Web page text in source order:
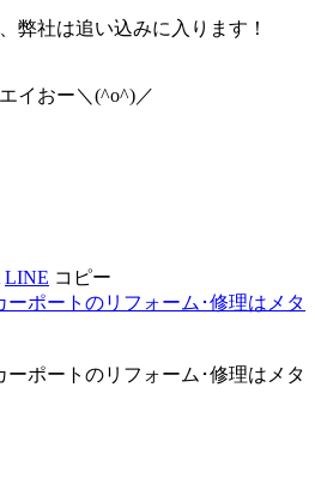
弊社は追い込みに入ります！
イおー＼(^o^)／
LINE コピー
ーポートのリフォーム･修理はメタ
ーポートのリフォーム･修理はメタ